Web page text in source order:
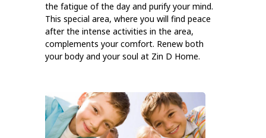
the fatigue of the day and purify your mind.
This special area, where you will find peace
after the intense activities in the area,
complements your comfort. Renew both
your body and your soul at Zin D Home.